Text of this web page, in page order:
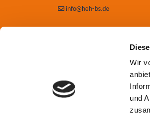
Wir
und
info@heh-bs.de